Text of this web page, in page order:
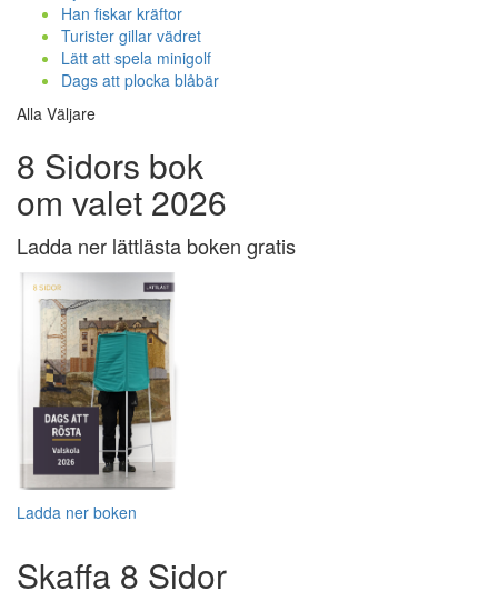
Han fiskar kräftor
Turister gillar vädret
Lätt att spela minigolf
Dags att plocka blåbär
Alla Väljare
8 Sidors bok
om valet 2026
Ladda ner lättlästa boken gratis
Ladda ner boken
Skaffa 8 Sidor